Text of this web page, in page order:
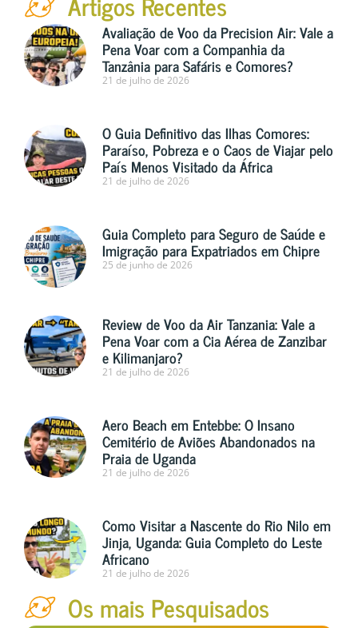
Avaliação de Voo da Precision Air: Vale a
Pena Voar com a Companhia da
Tanzânia para Safáris e Comores?
21 de julho de 2026
O Guia Definitivo das Ilhas Comores:
Paraíso, Pobreza e o Caos de Viajar pelo
País Menos Visitado da África
21 de julho de 2026
Guia Completo para Seguro de Saúde e
Imigração para Expatriados em Chipre
25 de junho de 2026
Review de Voo da Air Tanzania: Vale a
Pena Voar com a Cia Aérea de Zanzibar
e Kilimanjaro?
21 de julho de 2026
Aero Beach em Entebbe: O Insano
Cemitério de Aviões Abandonados na
Praia de Uganda
21 de julho de 2026
Como Visitar a Nascente do Rio Nilo em
Jinja, Uganda: Guia Completo do Leste
Africano
21 de julho de 2026
Os mais Pesquisados